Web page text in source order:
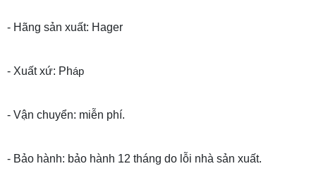
- Hãng sản xuất: Hager
- Xuất xứ: Pháp
- Vận chuyển: miễn phí.
- Bảo hành: bảo hành 12 tháng do lỗi nhà sản xuất.